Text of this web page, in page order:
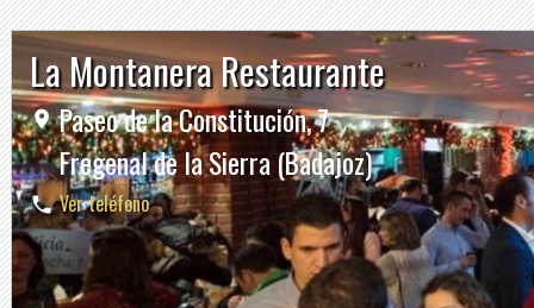
La Montanera Restaurante
Paseo de la Constitución, 7
Fregenal de la Sierra (Badajoz)
Ver teléfono